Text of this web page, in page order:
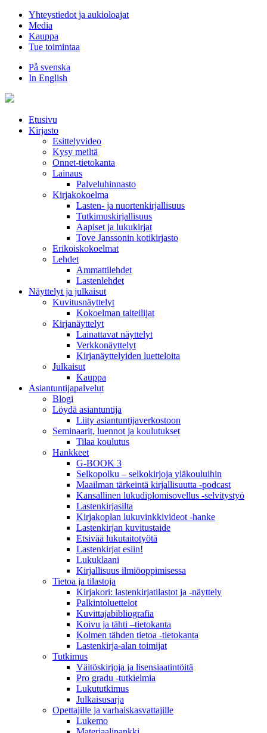
Hyppää
sisältöön
Yhteystiedot ja aukioloajat
Media
Kauppa
Tue toimintaa
På svenska
In English
Etusivu
Kirjasto
Esittelyvideo
Kysy meiltä
Onnet-tietokanta
Lainaus
Palveluhinnasto
Kirjakokoelma
Lasten- ja nuortenkirjallisuus
Tutkimuskirjallisuus
Aapiset ja lukukirjat
Tove Janssonin kotikirjasto
Erikoiskokoelmat
Lehdet
Ammattilehdet
Lastenlehdet
Näyttelyt ja julkaisut
Kuvitusnäyttelyt
Kokoelman taiteilijat
Kirjanäyttelyt
Lainattavat näyttelyt
Verkkonäyttelyt
Kirjanäyttelyiden luetteloita
Julkaisut
Kauppa
Asiantuntija­palvelut
Blogi
Löydä asiantuntija
Liity asiantuntijaverkostoon
Seminaarit, luennot ja koulutukset
Tilaa koulutus
Hankkeet
G-BOOK 3
Selkopolku – selkokirjoja yläkouluihin
Maailman tärkeintä kirjallisuutta -podcast
Kansallinen lukudiplomisovellus -selvitystyö
Lastenkirjasilta
Kirjakoplan lukuvinkkivideot -hanke
Lastenkirjan kuvitustaide
Etsivää lukutaitotyötä
Lastenkirjat esiin!
Lukuklaani
Kirjallisuus ilmiöoppimisessa
Tietoa ja tilastoja
Kirjakori: lastenkirjatilastot ja -näyttely
Palkintoluettelot
Kuvittaja­bibliografia
Koivu ja tähti –tietokanta
Kolmen tähden tietoa -tietokanta
Lastenkirja-alan toimijat
Tutkimus
Väitöskirjoja ja lisensiaatintöitä
Pro gradu -tutkielmia
Lukututkimus
Julkaisusarja
Opettajille ja varhaiskasvattajille
Lukemo